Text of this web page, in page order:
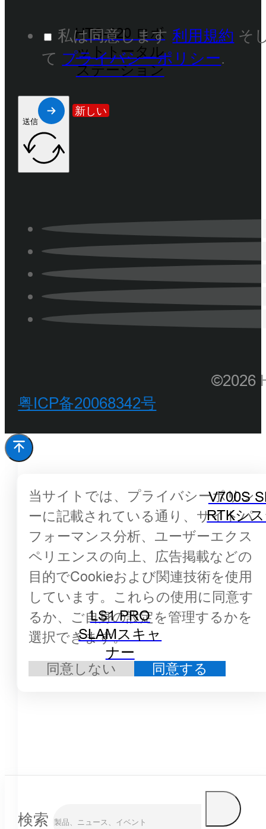
HTS-820 ロボ
ットトータル
ステーション
新しい
LS1 PRO
SLAMスキャ
ナー
V700S
RTKシ
私は同意します利用規約 そ
て プライバシーポリシー.
送信
©2026
粤ICP备20068342号
当サイトでは、プライバシーポリシ
ーに記載されている通り、サイトパ
フォーマンス分析、ユーザーエクス
ペリエンスの向上、広告掲載などの
目的でCookieおよび関連技術を使用
しています。これらの使用に同意す
るか、ご自身の設定を管理するかを
選択できます。
同意しない 同意する
検索